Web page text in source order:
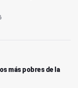
más pobres de la